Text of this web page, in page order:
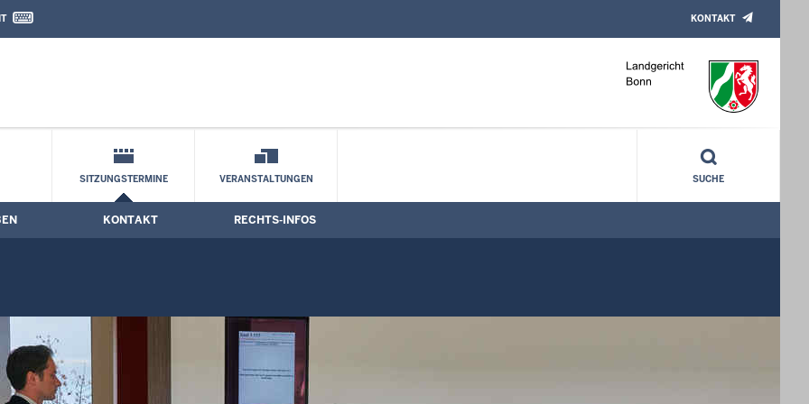
Kontaktformular
KONTAKT
SITZUNGSTERMINE VERANSTALTUNGEN SUCHE
KONTAKT RECHTS-INFOS